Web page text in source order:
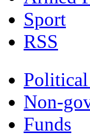
Sport
RSS
Non-
Funds